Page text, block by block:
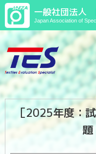
一般社団法人
Japan Association of
［2025年度：
題